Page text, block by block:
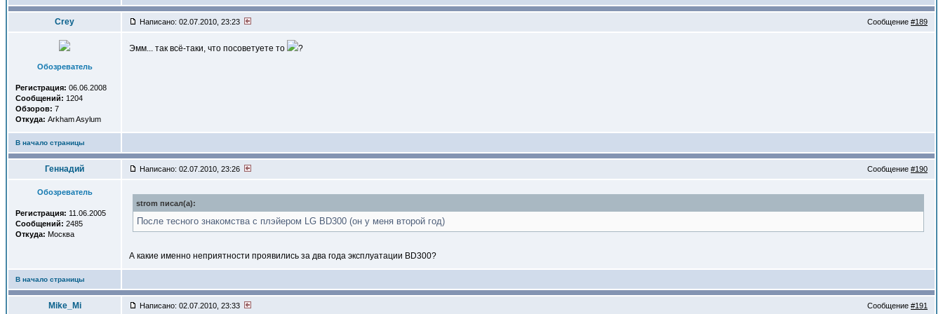
Crey Написано: 02.07.2010, 23:23 Сообщение #189
Обозреватель
Регистрация: 06.06.2008
Сообщений: 1204
Обзоров: 7
Откуда: Arkham Asylum
Эмм... так всё-таки, что посоветуете то ?
В начало страницы
Геннадий Написано: 02.07.2010, 23:26 Сообщение #190
Обозреватель
Регистрация: 11.06.2005
Сообщений: 2485
Откуда: Москва
strom писал(a):
После тесного знакомства с плэйером LG BD300 (он у меня второй год)
А какие именно неприятности проявились за два года эксплуатации BD300?
В начало страницы
Mike_Mi Написано: 02.07.2010, 23:33 Сообщение #191